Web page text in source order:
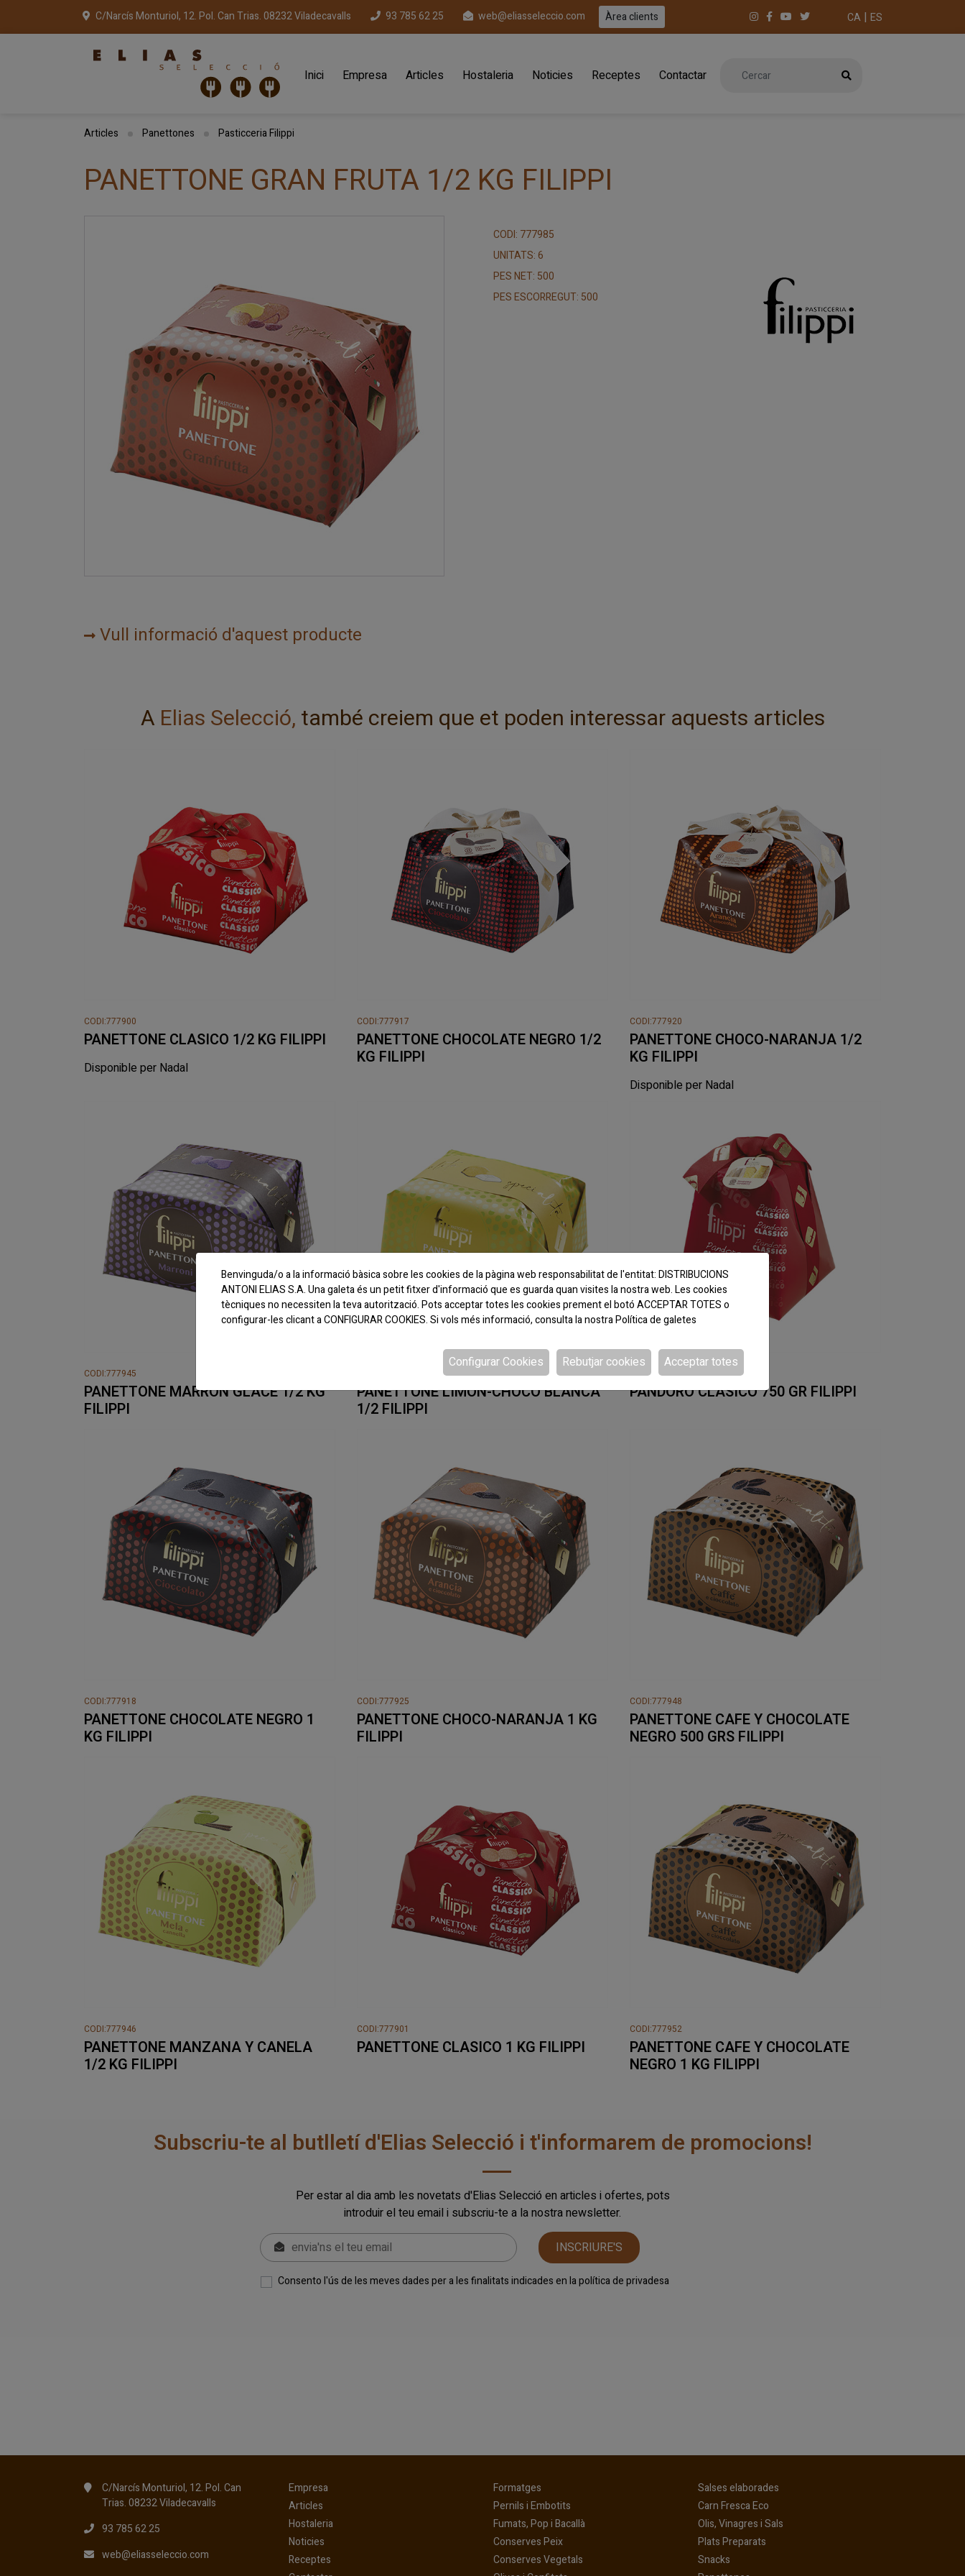
C/Narcís Monturiol, 12. Pol. Can Trias. 08232 Viladecavalls 93 785 62 25 web@eliasseleccio.com Àrea clients CA | ES
Inici Empresa Articles Hostaleria Noticies Receptes Contactar
Articles Panettones Pasticceria Filippi
PANETTONE GRAN FRUTA 1/2 KG FILIPPI
CODI: 777985
UNITATS: 6
PES NET: 500
PES ESCORREGUT: 500
Vull informació d'aquest producte
A Elias Selecció, també creiem que et poden interessar aquests articles
CODI:777900
PANETTONE CLASICO 1/2 KG FILIPPI
Disponible per Nadal
CODI:777917
PANETTONE CHOCOLATE NEGRO 1/2
KG FILIPPI
CODI:777920
PANETTONE CHOCO-NARANJA 1/2
KG FILIPPI
Disponible per Nadal
CODI:777945
PANETTONE MARRON GLACE 1/2 KG
FILIPPI
PANETTONE LIMON-CHOCO BLANCA
1/2 FILIPPI
CODI:777960
PANDORO CLASICO 750 GR FILIPPI
CODI:777918
PANETTONE CHOCOLATE NEGRO 1
KG FILIPPI
CODI:777925
PANETTONE CHOCO-NARANJA 1 KG
FILIPPI
CODI:777948
PANETTONE CAFE Y CHOCOLATE
NEGRO 500 GRS FILIPPI
CODI:777946
PANETTONE MANZANA Y CANELA
1/2 KG FILIPPI
CODI:777901
PANETTONE CLASICO 1 KG FILIPPI
CODI:777952
PANETTONE CAFE Y CHOCOLATE
NEGRO 1 KG FILIPPI
Subscriu-te al butlletí d'Elias Selecció i t'informarem de promocions!
Per estar al dia amb les novetats d'Elias Selecció en articles i ofertes, pots
introduir el teu email i subscriu-te a la nostra newsletter.
INSCRIURE'S
Consento l'ús de les meves dades per a les finalitats indicades en lapolítica de privadesa
C/Narcís Monturiol, 12. Pol. Can
Trias. 08232 Viladecavalls
93 785 62 25
web@eliasseleccio.com
Empresa(current)
Articles
Hostaleria(current)
Noticies
Receptes
Formatges
Pernils i Embotits
Fumats, Pop i Bacallà(current)
Conserves Peix(current)
Conserves Vegetals
Salses elaborades
Carn Fresca Eco
Olis, Vinagres i Sals
Plats Preparats
Snacks
Benvinguda/o a la informació bàsica sobre les cookies de la pàgina web responsabilitat de l'entitat: DISTRIBUCIONS
ANTONI ELIAS S.A. Una galeta és un petit fitxer d'informació que es guarda quan visites la nostra web. Les cookies
tècniques no necessiten la teva autorització. Pots acceptar totes les cookies prement el botó ACCEPTAR TOTES o
configurar-les clicant a CONFIGURAR COOKIES. Si vols més informació, consulta la nostraPolítica de galetes
Acceptar totes
Rebutjar cookies
Configurar Cookies